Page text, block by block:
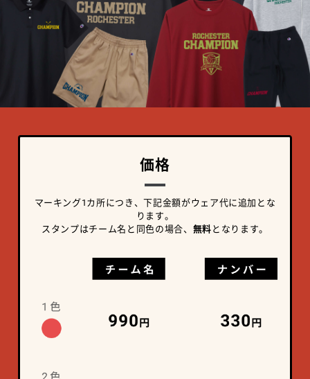
価格
マーキング1カ所につき、下記金額がウェア代に追加とな
ります。
スタンプはチーム名と同色の場合、 無料 となります。